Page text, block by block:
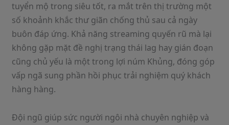
tuyển mộ trong siêu tốt, ra mắt trên thị trường một
số khoảnh khắc thư giãn chống thủ sau cả ngày
buôn đáp ứng. Khả năng streaming quyến rũ mà lại
không gặp mặt đề nghị trạng thái lag hay gián đoạn
cũng chủ yếu là một trong lợi núm Khủng, đóng góp
vấp ngã sung phần hồi phục trải nghiệm quý khách
hàng hàng.
Đội ngũ giúp sức người ngôi nhà chuyên nghiệp và